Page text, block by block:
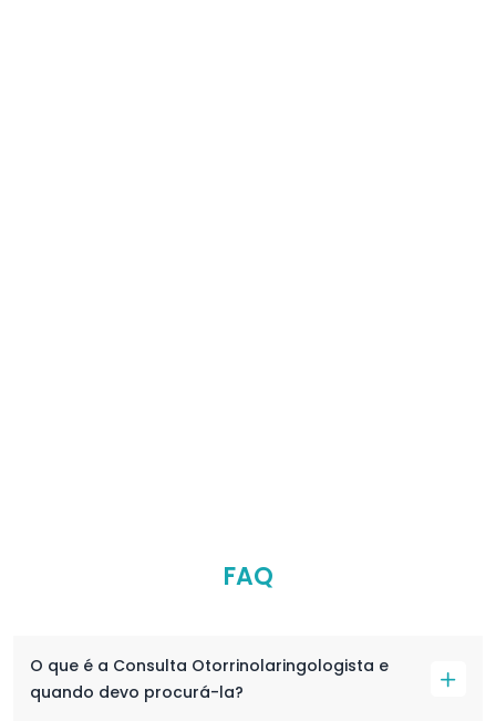
FAQ
O que é a Consulta Otorrinolaringologista e
quando devo procurá-la?